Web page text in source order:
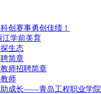
创赛事勇创佳绩！
江学前美育
生态
简章
师招聘简章
师
成长——青岛工程职业学